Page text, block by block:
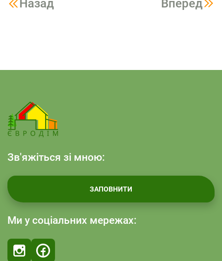
Навигация
Назад Вперед
Зв'яжіться зі мною:
ЗАПОВНИТИ
Ми у соціальних мережах: